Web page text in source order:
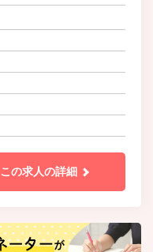
この求人の詳細